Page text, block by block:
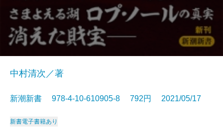
中村清次／著
新潮新書 978-4-10-610905-8 792円 2021/05/17
新書電子書籍あり